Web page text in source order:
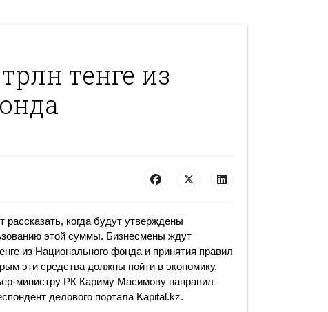
тенге из
рассказать, когда будут утверждены
этой суммы. Бизнесмены ждут
из Национального фонда и принятия правил
эти средства должны пойти в экономику.
министру РК Кариму Масимову направил
делового портала Kapital.kz.